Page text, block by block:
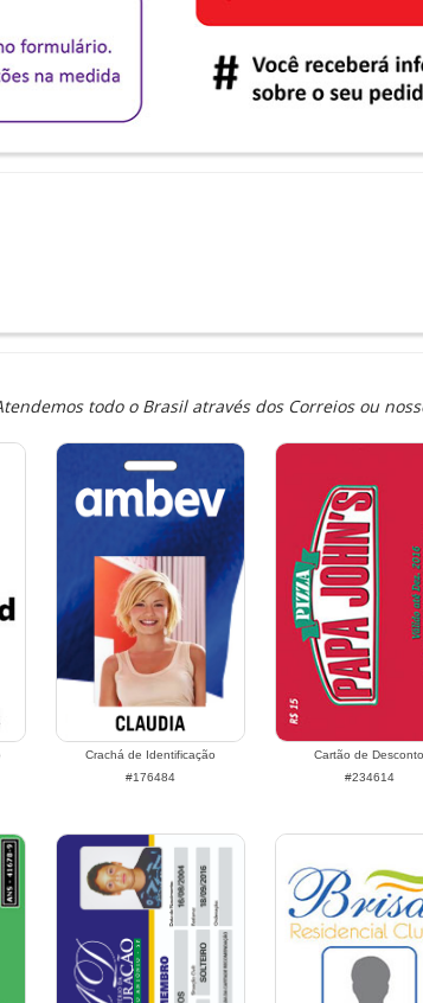
todo o Brasil através dos Correios ou
Crachá de Identificação
#176484
Cartão de Desconto
#234614